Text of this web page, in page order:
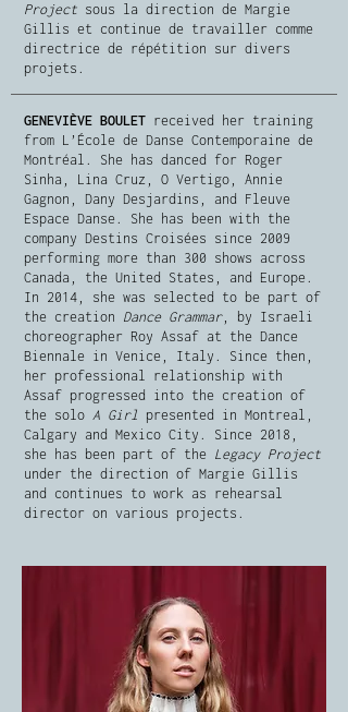
Project sous la direction de Margie
Gillis et continue de travailler comme
directrice de répétition sur divers
projets.
GENEVIÈVE BOULET received her training
from L’École de Danse Contemporaine de
Montréal. She has danced for Roger
Sinha, Lina Cruz, O Vertigo, Annie
Gagnon, Dany Desjardins, and Fleuve
Espace Danse. She has been with the
company Destins Croisées since 2009
performing more than 300 shows across
Canada, the United States, and Europe.
In 2014, she was selected to be part of
the creation Dance Grammar, by Israeli
choreographer Roy Assaf at the Dance
Biennale in Venice, Italy. Since then,
her professional relationship with
Assaf progressed into the creation of
the solo A Girl presented in Montreal,
Calgary and Mexico City. Since 2018,
she has been part of the Legacy Project
under the direction of Margie Gillis
and continues to work as rehearsal
director on various projects.